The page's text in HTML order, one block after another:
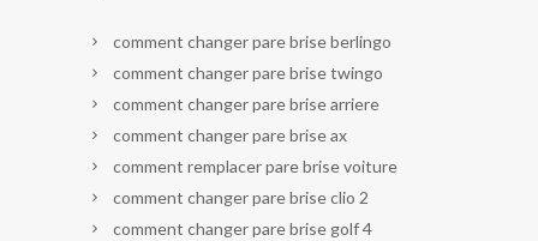
comment changer pare brise berlingo
comment changer pare brise twingo
comment changer pare brise arriere
comment changer pare brise ax
comment remplacer pare brise voiture
comment changer pare brise clio 2
comment changer pare brise golf 4